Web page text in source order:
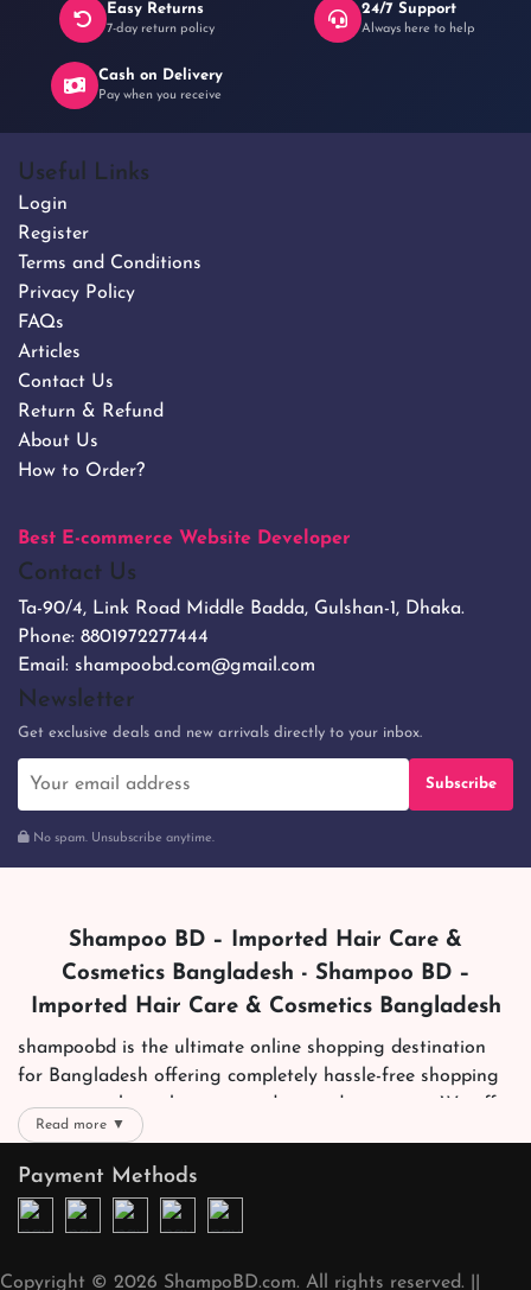
৳ 180 Easy Returns
7-day return policy
24/7 Support
Always here to help
Cash on Delivery
Pay when you receive
Useful Links
Login
Register
Terms and Conditions
Privacy Policy
FAQs
Articles
Contact Us
Return & Refund
About Us
How to Order?
Best E-commerce Website Developer
Contact Us
Ta-90/4, Link Road Middle Badda, Gulshan-1, Dhaka.
Phone: 8801972277444
Email: shampoobd.com@gmail.com
Newsletter
Get exclusive deals and new arrivals directly to your inbox.
Subscribe
No spam. Unsubscribe anytime.
Shampoo BD – Imported Hair Care &
Cosmetics Bangladesh - Shampoo BD –
Imported Hair Care & Cosmetics Bangladesh
shampoobd is the ultimate online shopping destination
for Bangladesh offering completely hassle-free shopping
experience through secure and trusted gateways. We offer
you trendy and reliable shopping with all your preferred
brands and more. Now shopping is easier, quicker and
always joyous. We help you mark the exact choice here.
We offer our customers with memorable online shopping
Read more ▼
Payment Methods
Copyright © 2026 ShampoBD.com. All rights reserved. ||